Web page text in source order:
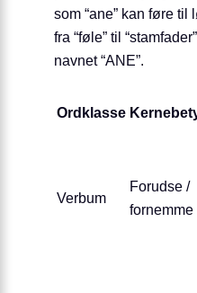
som “ane” kan føre
fra “føle” til
navnet “ANE”.
Ordklasse
Verbum
Forudse /
fornemme